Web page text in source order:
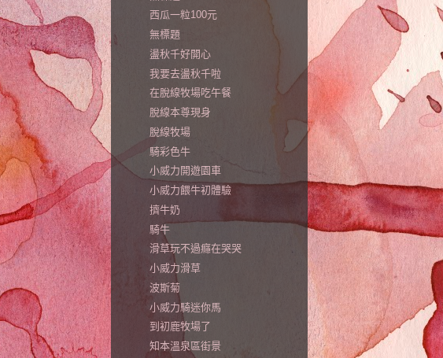
西瓜一粒100元
無標題
盪秋千好開心
我要去盪秋千啦
在脫線牧場吃午餐
脫線本尊現身
脫線牧場
騎彩色牛
小威力開遊園車
小威力餵牛初體驗
擠牛奶
騎牛
滑草玩不過癮在哭哭
小威力滑草
波斯菊
小威力騎迷你馬
到初鹿牧場了
知本溫泉區街景